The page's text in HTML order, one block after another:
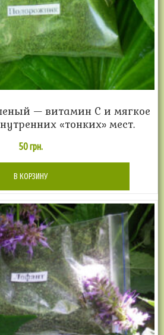
— витамин С и мягкое
«тонких» мест.
50грн.
В КОРЗИНУ